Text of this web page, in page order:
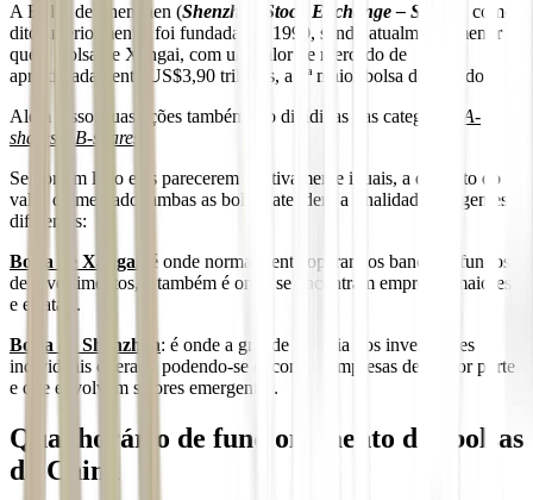
A Bolsa de Shenzhen (Shenzhen Stock Exchange – SZSE
), como
dito anteriormente, foi fundada em 1990, sendo atualmente menor
que a Bolsa de Xangai, com um valor de mercado de
aproximadamente US$3,90 trilhões, a 8ª maior bolsa do mundo.
Além disso, suas ações também são divididas nas categorias
A-
shares
B-shares
Se por um lado elas parecerem relativamente iguais, a despeito do
valor de mercado, ambas as bolsas atendem a finalidades e agentes
diferentes:
Bolsa de Xangai
: é onde normalmente operam os bancos e fundos
de investimentos, e também é onde se encontram empresas maiores
e estatais.
Bolsa de Shenzhen: é onde a grande maioria dos investidores
individuais operam, podendo-se encontrar empresas de menor porte
e que envolvem setores emergentes.
Qual horário de funcionamento das bolsas
da China